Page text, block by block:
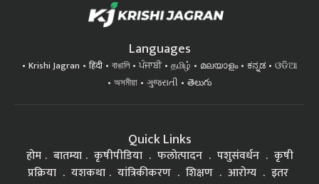
Languages
Krishi Jagran हिंदी বাঙালি ਪੰਜਾਬੀ தமிழ் മലയാളം ಕನ್ನಡ
ଓଡିଆ
অসমীয়া
ગુજરાતી తెలుగు
Quick Links
होम बातम्या कृषीपीडिया फलोत्पादन पशुसंवर्धन
कृषी
प्रक्रिया
यशकथा यांत्रिकीकरण शिक्षण आरोग्य इतर